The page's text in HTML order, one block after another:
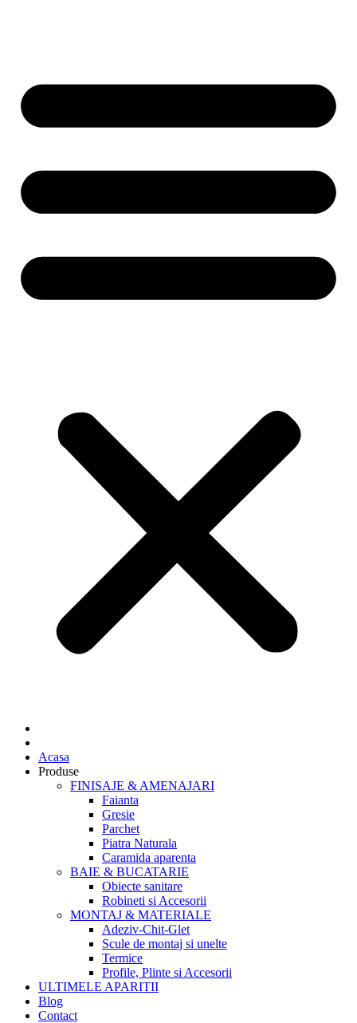
Acasa
Produse
FINISAJE & AMENAJARI
Faianta
Gresie
Parchet
Piatra Naturala
Caramida aparenta
BAIE & BUCATARIE
Obiecte sanitare
Robineti si Accesorii
MONTAJ & MATERIALE
Adeziv-Chit-Glet
Scule de montaj si unelte
Termice
Profile, Plinte si Accesorii
ULTIMELE APARITII
Blog
Contact